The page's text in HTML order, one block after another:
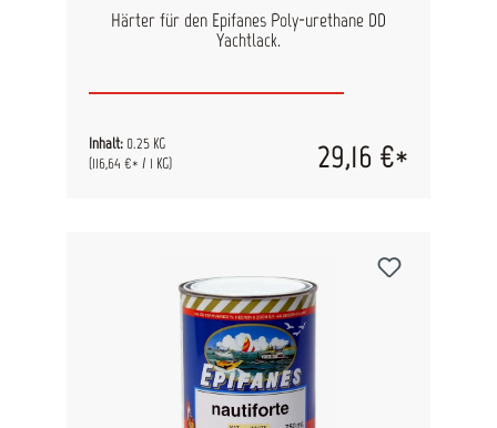
Härter für den Epifanes Poly-urethane DD
Yachtlack.
Inhalt: 0.25 KG
(116,64 €* / 1 KG)
29,16 €*